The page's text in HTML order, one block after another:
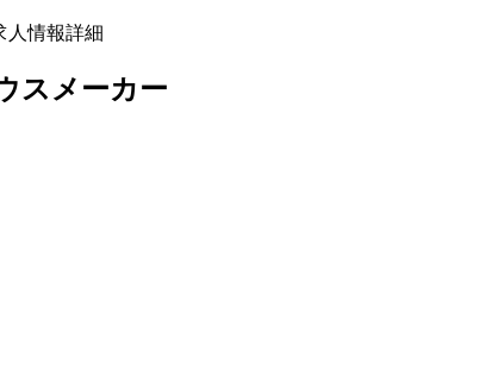
人情報詳細
スメーカー